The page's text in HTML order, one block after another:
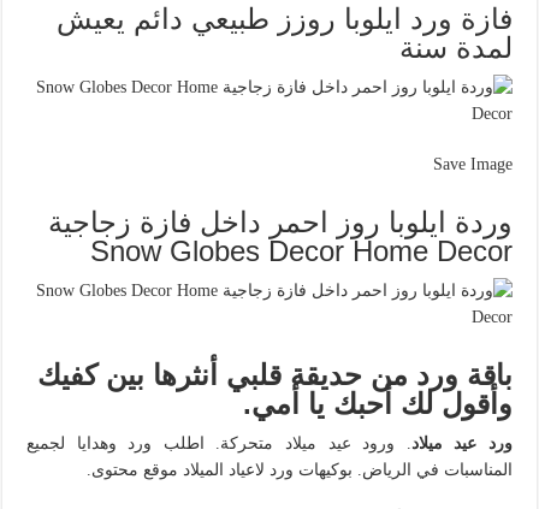
فازة ورد ايلوبا روزز طبيعي دائم يعيش
لمدة سنة
Save Image
وردة ايلوبا روز احمر داخل فازة زجاجية
Snow Globes Decor Home Decor
باقة ورد من حديقة قلبي أنثرها بين كفيك
وأقول لك أحبك يا أمي.
ورد عيد ميلاد . ورود عيد ميلاد متحركة. اطلب ورد وهدايا لجميع
المناسبات في الرياض. بوكيهات ورد لاعياد الميلاد موقع محتوى.